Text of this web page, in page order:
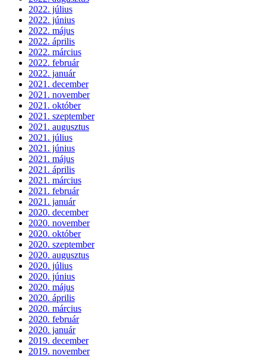
2022. július
2022. június
2022. május
2022. április
2022. március
2022. február
2022. január
2021. december
2021. november
2021. október
2021. szeptember
2021. augusztus
2021. július
2021. június
2021. május
2021. április
2021. március
2021. február
2021. január
2020. december
2020. november
2020. október
2020. szeptember
2020. augusztus
2020. július
2020. június
2020. május
2020. április
2020. március
2020. február
2020. január
2019. december
2019. november